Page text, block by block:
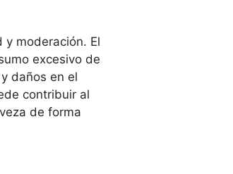
moderación. El
excesivo de
daños en el
contribuir al
de forma